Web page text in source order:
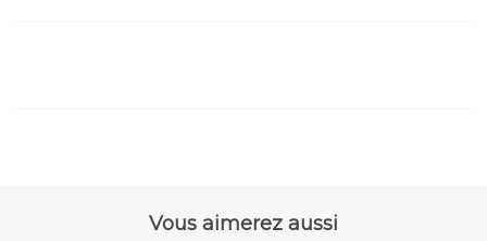
Vous aimerez aussi